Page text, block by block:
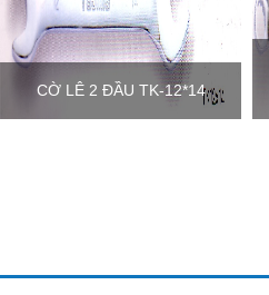
CỜ LÊ 2 ĐẦU TK-12*14